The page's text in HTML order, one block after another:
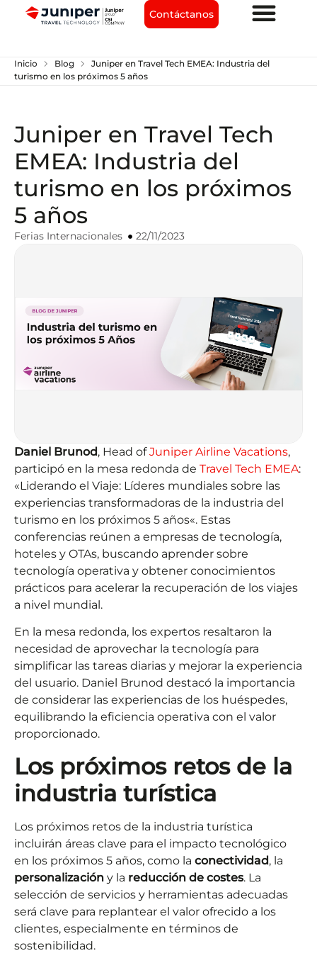
Contáctanos
Inicio chevron_right Blog chevron_right
Juniper en Travel Tech EMEA: Industria del
turismo en los próximos 5 años
Juniper en Travel Tech
EMEA: Industria del
turismo en los próximos
5 años
Ferias Internacionales 22/11/2023
Daniel Brunod, Head ofJuniper Airline Vacations,
participó en la mesa redonda de Travel Tech EMEA:
«Liderando el Viaje: Líderes mundiales sobre las
experiencias transformadoras de la industria del
turismo en los próximos 5 años«. Estas
conferencias reúnen a empresas de tecnología,
hoteles y OTAs, buscando aprender sobre
tecnología operativa y obtener conocimientos
prácticos para acelerar la recuperación de los viajes
a nivel mundial.
En la mesa redonda, los expertos resaltaron la
necesidad de aprovechar la tecnología para
simplificar las tareas diarias y mejorar la experiencia
del usuario. Daniel Brunod destacó la importancia
de considerar las experiencias de los huéspedes,
equilibrando la eficiencia operativa con el valor
proporcionado.
Los próximos retos de la
industria turística
Los próximos retos de la industria turística
incluirán áreas clave para el impacto tecnológico
en los próximos 5 años, como la conectividad, la
personalización y la reducción de costes. La
selección de servicios y herramientas adecuadas
será clave para replantear el valor ofrecido a los
clientes, especialmente en términos de
sostenibilidad.